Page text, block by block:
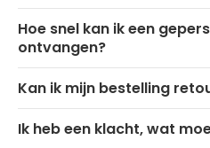
Hoe snel kan ik een
ontvangen?
Kan ik mijn bestelling
Ik heb een klacht, wat